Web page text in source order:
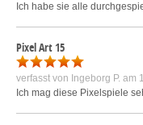
Ich habe sie alle
Pixel Art 15
verfasst von Ingeborg P. am
Ich mag diese Pixelspiele